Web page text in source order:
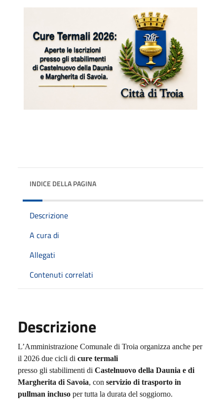
INDICE DELLA PAGINA
Descrizione
A cura di
Allegati
Contenuti correlati
Descrizione
L’Amministrazione Comunale di Troia organizza anche per
il 2026 due cicli di cure termali
presso gli stabilimenti di Castelnuovo della Daunia e di
Margherita di Savoia, con servizio di trasporto in
pullman incluso per tutta la durata del soggiorno.